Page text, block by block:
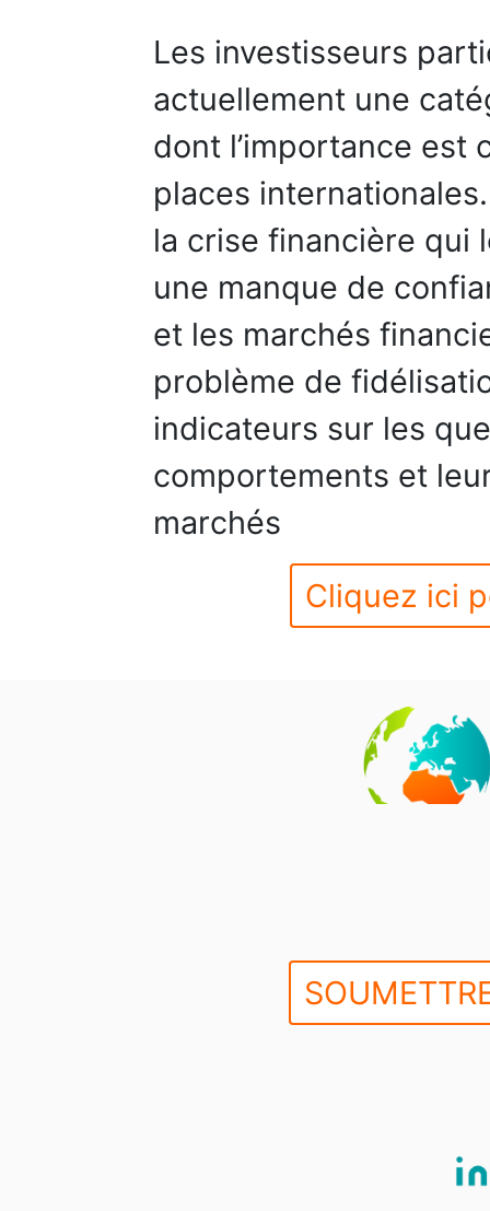
Les investisseurs
actuellement une
dont l’importance est
places
la crise financière qui
une manque de
et les marchés
problème de
indicateurs sur les
comportements et
marchés
Cliquez ici